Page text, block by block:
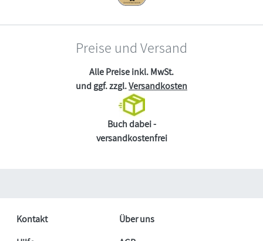
Preise und Versand
Alle Preise inkl. MwSt.
und ggf. zzgl.Versandkosten
Buch dabei -
versandkostenfrei
Kontakt
Über uns